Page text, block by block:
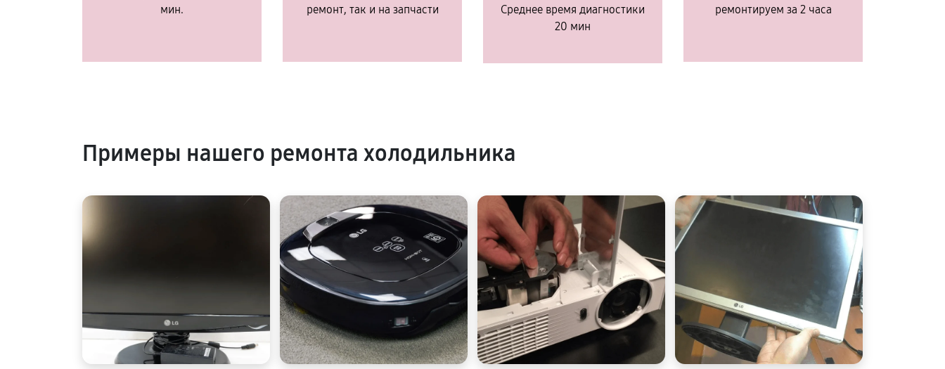
мин.
ремонт, так и на запчасти
Среднее время диагностики
20 мин
ремонтируем за 2 часа
Примеры нашего ремонта холодильника